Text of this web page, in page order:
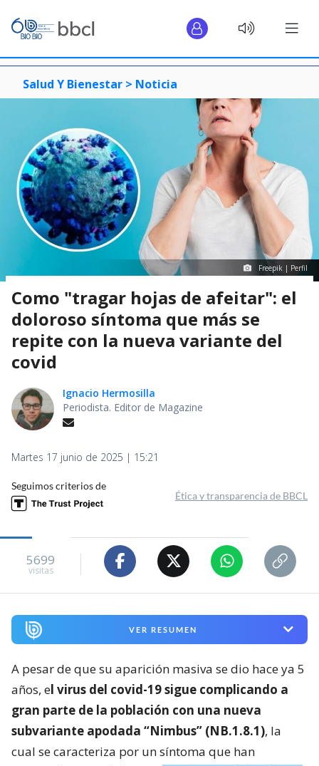
Salud Y Bienestar > Noticia
Freepik | Perfil
Como "tragar hojas de afeitar": el
doloroso síntoma que más se
repite con la nueva variante del
covid
Ignacio Hermosilla
Periodista. Editor de Magazine
Martes 17 junio de 2025 | 15:21
Seguimos criterios de
Ética y transparencia de BBCL
5699
visitas
VER RESUMEN
A pesar de que su aparición masiva se dio hace ya 5
años, el virus del covid-19 sigue complicando a
gran parte de la población con una nueva
subvariante apodada “Nimbus” (NB.1.8.1), la
cual se caracteriza por un síntoma que han